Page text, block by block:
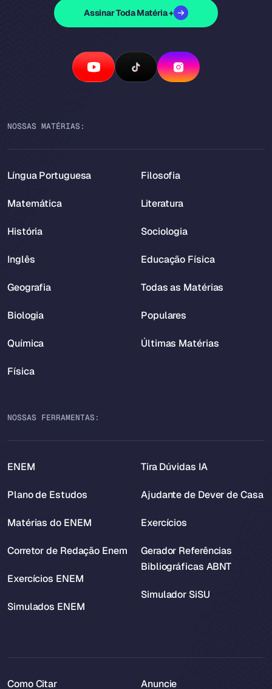
Assinar Toda Matéria +
NOSSAS MATÉRIAS:
Língua Portuguesa
Matemática
História
Inglês
Geografia
Biologia
Química
Física
Filosofia
Literatura
Sociologia
Educação Física
Todas as Matérias
Populares
Últimas Matérias
NOSSAS FERRAMENTAS:
ENEM
Plano de Estudos
Matérias do ENEM
Corretor de Redação Enem
Exercícios ENEM
Simulados ENEM
Tira Dúvidas IA
Ajudante de Dever de Casa
Exercícios
Gerador Referências
Bibliográficas ABNT
Simulador SiSU
Como Citar Anuncie